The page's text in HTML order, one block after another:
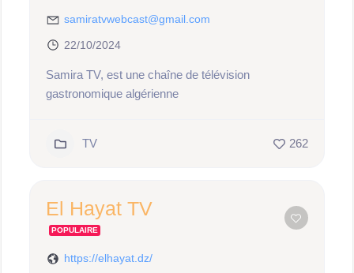
samiratvwebcast@gmail.com
22/10/2024
Samira TV, est une chaîne de télévision
gastronomique algérienne
TV 262
El Hayat TV
POPULAIRE
https://elhayat.dz/